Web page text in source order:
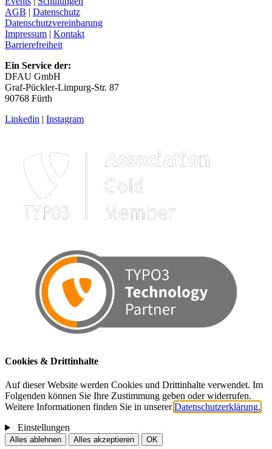
AGB | Datenschutz
Datenschutzvereinbarung
Impressum | Kontakt
Barrierefreiheit
Ein Service der:
DFAU GmbH
Graf-Pückler-Limpurg-Str. 87
90768 Fürth
Linkedin | Instagram
Cookies & Drittinhalte
Auf dieser Website werden Cookies und Drittinhalte verwendet. Im
Folgenden können Sie Ihre Zustimmung geben oder widerrufen.
Weitere Informationen finden Sie in unsererDatenschutzerklärung.
Einstellungen
Alles ablehnen Alles akzeptieren OK